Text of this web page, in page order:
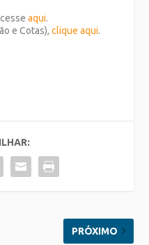
aqui.
e Cotas),clique aqui.
PRÓXIMO